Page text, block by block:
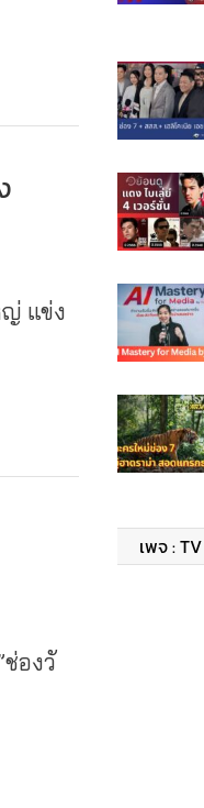
แข่ง
ช่องวั
เพจ :